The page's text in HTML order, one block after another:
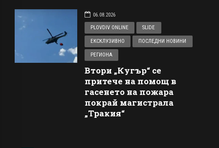
06.08.2026
PLOVDIV ONLINE
SLIDE
ЕКСКЛУЗИВНО ПОСЛЕДНИ НОВИНИ
РЕГИОНА
Втори „Кугър“ се
притече на помощ в
гасенето на пожара
покрай магистрала
„Тракия“